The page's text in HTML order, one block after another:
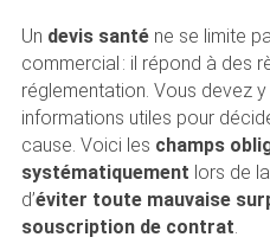
Un devis santéne se limite
commercial : il répond à des
réglementation. Vous devez
informations utiles pour
cause. Voici les champs
systématiquement lors de
d’éviter toute mauvaise
souscription de contrat.